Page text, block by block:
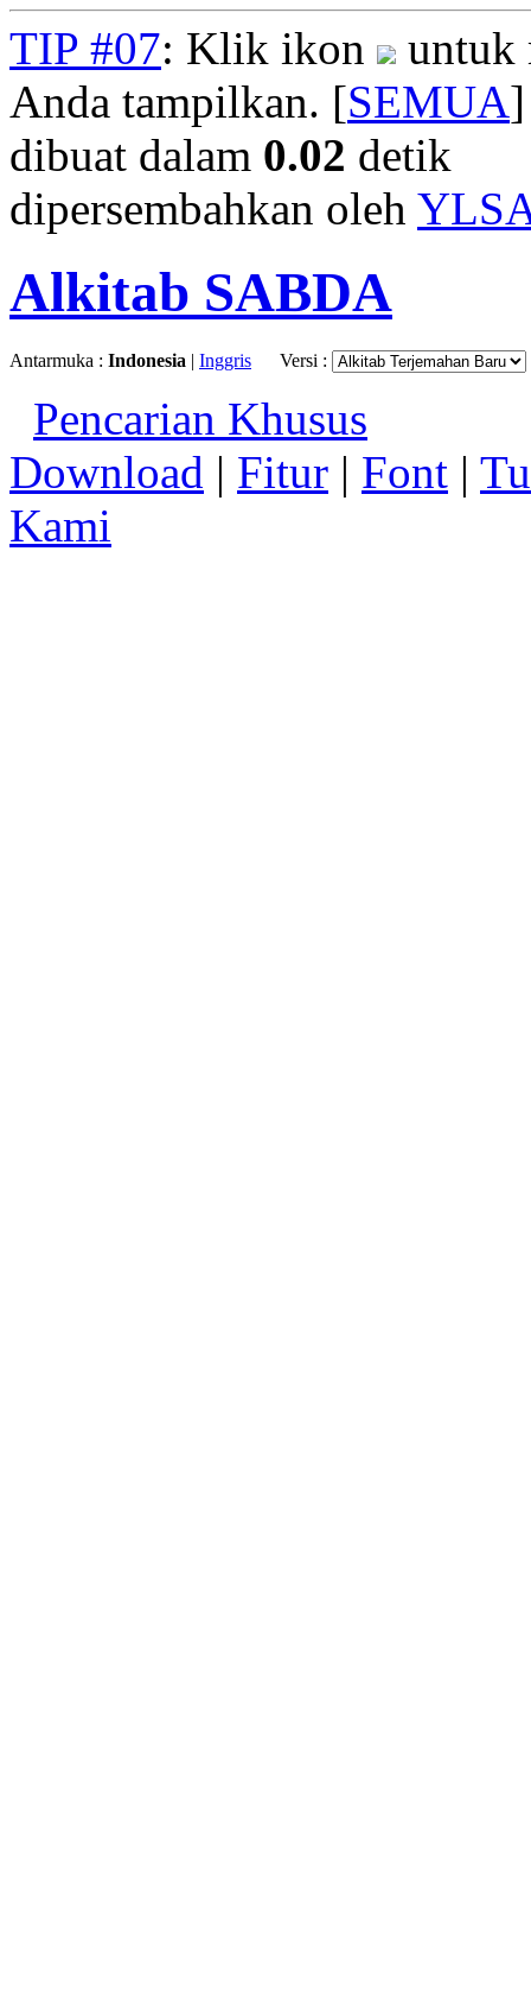
TIP #07: Klik ikon
untuk
Anda tampilkan. [SEMUA]
dibuat dalam 0.02 detik
dipersembahkan oleh
Alkitab SABDA
Antarmuka : Indonesia | Inggris Versi :
Pencarian Khusus
Download | Fitur | Font |
Kami